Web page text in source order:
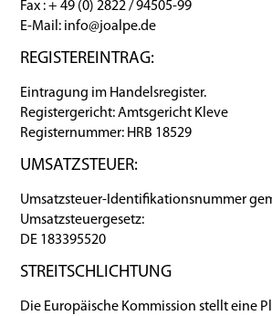
Fax : + 49 (0) 2822 / 94505-99
E-Mail: info@joalpe.de
REGISTEREINTRAG:
Eintragung im Handelsregister.
Registergericht: Amtsgericht Kleve
Registernummer: HRB 18529
UMSATZSTEUER:
Umsatzsteuer-Identifikationsnummer
Umsatzsteuergesetz:
DE 183395520
STREITSCHLICHTUNG
Die Europäische Kommission stellt eine